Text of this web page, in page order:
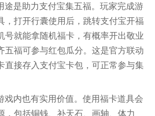
途是助力支付宝集五福。玩家完成游
，打开行囊使用后，跳转支付宝开福
号就能拿随机福卡，有概率开出敬业
五福可参与红包瓜分。这是官方联动
直接存入支付宝卡包，可正常参与集
戏内也有实用价值。使用福卡道具会
，包括铜钱、补天石、画轴、体力